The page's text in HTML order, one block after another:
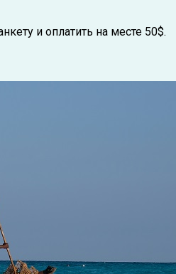
и оплатить на месте 50$.